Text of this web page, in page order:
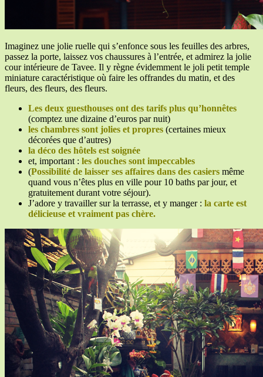
Imaginez une jolie ruelle qui s’enfonce sous les feuilles des arbres,
passez la porte, laissez vos chaussures à l’entrée, et admirez la jolie
cour intérieure de Tavee. Il y règne évidemment le joli petit temple
miniature caractéristique où faire les offrandes du matin, et des
fleurs, des fleurs, des fleurs.
Les deux guesthouses ont des tarifs plus qu’honnêtes
(comptez une dizaine d’euros par nuit)
les chambres sont jolies et propres (certaines mieux
décorées que d’autres)
la déco des hôtels est soignée
et, important : les douches sont impeccables
(Possibilité de laisser ses affaires dans des casiers même
quand vous n’êtes plus en ville pour 10 baths par jour, et
gratuitement durant votre séjour).
J’adore y travailler sur la terrasse, et y manger : la carte est
délicieuse et vraiment pas chère.